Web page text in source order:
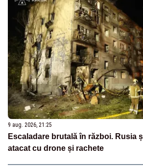
9 aug. 2026, 21:25
Escaladare brutală în război. Rusia
atacat cu drone și rachete